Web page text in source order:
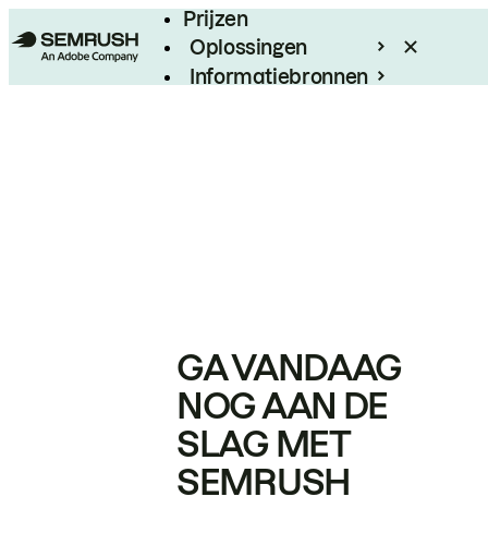
Prijzen
Oplossingen
Informatiebronnen
GA VANDAAG
NOG AAN DE
SLAG MET
SEMRUSH